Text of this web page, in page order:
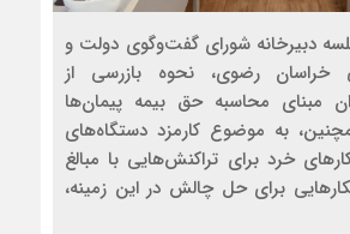
دبیرخانه شورای گفت‌وگوی دولت و
رضوی، نحوه بازرسی از
مبنای محاسبه حق بیمه پیمان‌ها
به موضوع کارمزد دستگاه‌های
خرد برای تراکنش‌هایی با مبالغ
برای حل چالش در این زمینه،